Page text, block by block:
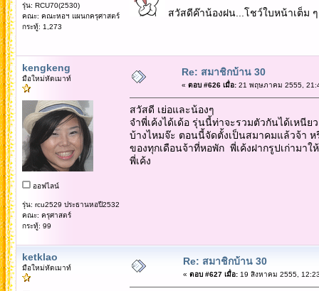
รุ่น: RCU70(2530)
คณะ: คณะหอฯ แผนกครุศาสตร์
กระทู้: 1,273
สวัสดีค๊าน้องฝน...โชว์ใบหน้าเต็ม
kengkeng
มือใหม่หัดเมาท์
ออฟไลน์
รุ่น: rcu2529 ประธานหอปี2532
คณะ: ครุศาสตร์
กระทู้: 99
Re: สมาชิกบ้าน 30
« ตอบ #626 เมื่อ:21 พฤษภาคม 2555,
สวัสดี เย่อและน้องๆ
จำพี่เค้งได้เด้อ รุ่นนี้ท่าจะรวมตัวกันได้เหนี
บ้างไหมจ๊ะ ตอนนี้จัดตั้งเป็นสมาคมแล้วจ้า
ของทุกเดือนจ้าที่หอพัก พี่เค้งฝากรูปเก่ามา
พี่เค้ง
ketklao
มือใหม่หัดเมาท์
Re: สมาชิกบ้าน 30
« ตอบ #627 เมื่อ:19 สิงหาคม 2555,